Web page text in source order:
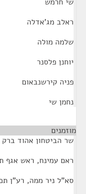
ראלב מג'אדלה
שלמה מולה
יוחנן פלסנר
פניה קירשנבאום
נחמן שי
מוזמנים
שר הביטחון אהוד ברק
ראם עמינח, ראש אגף
סא"ל ניר ממה, רע"ן